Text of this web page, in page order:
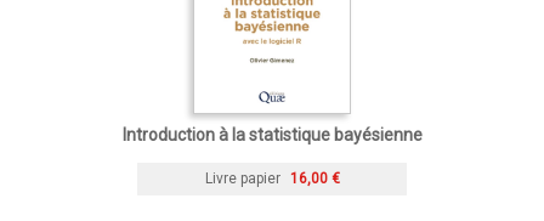
Introduction à la statistique bayésienne
Livre papier 16,00 €